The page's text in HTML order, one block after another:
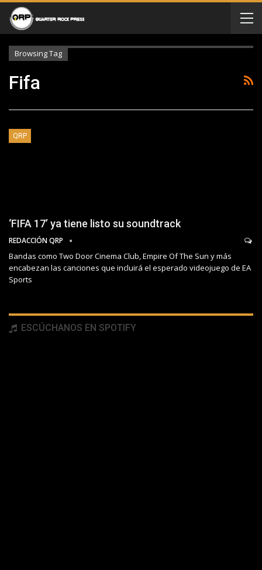
Browsing Tag
Fifa
QRP
‘FIFA 17’ ya tiene listo su soundtrack
REDACCIÓN QRP
Bandas como Two Door Cinema Club, Empire Of The Sun y más
encabezan las canciones que incluirá el esperado videojuego de EA
Sports
ESCÚCHANOS EN SPOTIFY